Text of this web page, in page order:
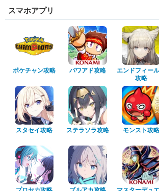
スマホアプリ
ポケチャン攻略 パワアド攻略
エンドフィー
攻略
スタセイ攻略 ステラソラ攻略 モンスト攻略